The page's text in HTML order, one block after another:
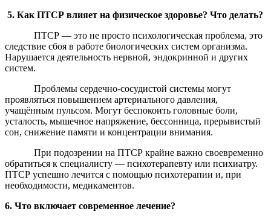
5. Как ПТСР влияет на физическое здоровье? Что делать?
ПТСР — это не просто психологическая проблема, это
следствие сбоя в работе биологических систем организма.
Нарушается деятельность нервной, эндокринной и других
систем.
Проблемы сердечно-сосудистой системы могут
проявляться повышением артериального давления,
учащённым пульсом. Могут беспокоить головные боли,
усталость, мышечное напряжение, бессонница, прерывистый
сон, снижение памяти и концентрации внимания.
При подозрении на ПТСР крайне важно своевременно
обратиться к специалисту — психотерапевту или психиатру.
ПТСР успешно лечится с помощью психотерапии и, при
необходимости, медикаментов.
6. Что включает современное лечение?